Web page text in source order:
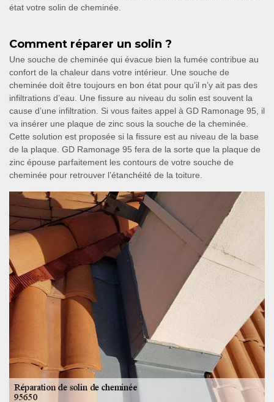
état votre solin de cheminée.
Comment réparer un solin ?
Une souche de cheminée qui évacue bien la fumée contribue au
confort de la chaleur dans votre intérieur. Une souche de
cheminée doit être toujours en bon état pour qu’il n’y ait pas des
infiltrations d’eau. Une fissure au niveau du solin est souvent la
cause d’une infiltration. Si vous faites appel à GD Ramonage 95, il
va insérer une plaque de zinc sous la souche de la cheminée.
Cette solution est proposée si la fissure est au niveau de la base
de la plaque. GD Ramonage 95 fera de la sorte que la plaque de
zinc épouse parfaitement les contours de votre souche de
cheminée pour retrouver l’étanchéité de la toiture.